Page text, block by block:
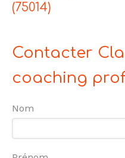
(75014)
Contacter
coaching
Nom